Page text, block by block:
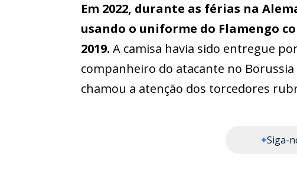
Em 2022, durante as férias na
usando o uniforme do Flamengo
2019. A camisa havia sido entregue
companheiro do atacante no
chamou a atenção dos torcedores
+Siga-